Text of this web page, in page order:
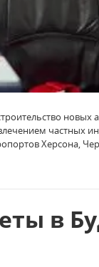
новых
частных
Херсона,
в